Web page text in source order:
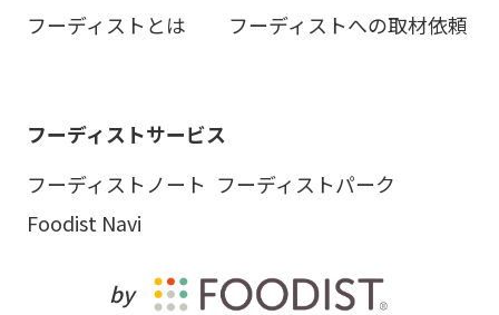
フーディストとは フーディストへの取材依頼
フーディストサービス
フーディストノート フーディストパーク
Foodist Navi
by